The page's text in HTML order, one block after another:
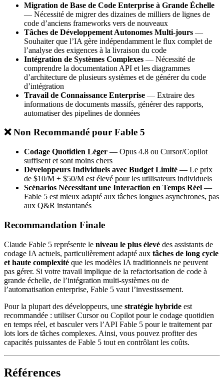
Migration de Base de Code Enterprise à Grande Échelle
— Nécessité de migrer des dizaines de milliers de lignes de
code d’anciens frameworks vers de nouveaux
Tâches de Développement Autonomes Multi-jours —
Souhaiter que l’IA gère indépendamment le flux complet de
l’analyse des exigences à la livraison du code
Intégration de Systèmes Complexes — Nécessité de
comprendre la documentation API et les diagrammes
d’architecture de plusieurs systèmes et de générer du code
d’intégration
Travail de Connaissance Enterprise — Extraire des
informations de documents massifs, générer des rapports,
automatiser des pipelines de données
❌ Non Recommandé pour Fable 5
Codage Quotidien Léger — Opus 4.8 ou Cursor/Copilot
suffisent et sont moins chers
Développeurs Individuels avec Budget Limité — Le prix
de $10/M + $50/M est élevé pour les utilisateurs individuels
Scénarios Nécessitant une Interaction en Temps Réel —
Fable 5 est mieux adapté aux tâches longues asynchrones, pas
aux Q&R instantanés
Recommandation Finale
Claude Fable 5 représente le niveau le plus élevé des assistants de
codage IA actuels, particulièrement adapté aux tâches de long cycle
et haute complexité que les modèles IA traditionnels ne peuvent
pas gérer. Si votre travail implique de la refactorisation de code à
grande échelle, de l’intégration multi-systèmes ou de
l’automatisation enterprise, Fable 5 vaut l’investissement.
Pour la plupart des développeurs, une stratégie hybride est
recommandée : utiliser Cursor ou Copilot pour le codage quotidien
en temps réel, et basculer vers l’API Fable 5 pour le traitement par
lots lors de tâches complexes. Ainsi, vous pouvez profiter des
capacités puissantes de Fable 5 tout en contrôlant les coûts.
Références